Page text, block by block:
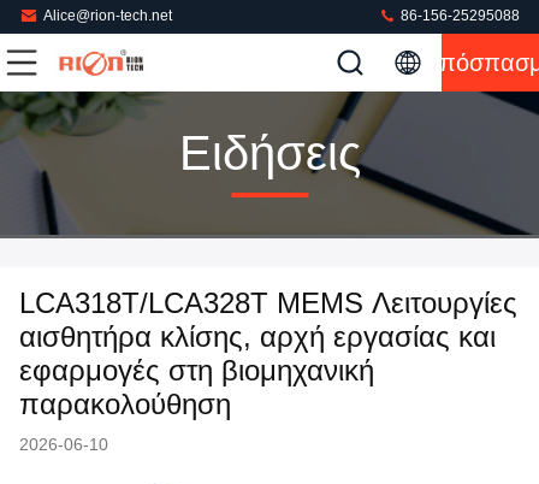
Alice@rion-tech.net 86-156-25295088
Ειδήσεις
LCA318T/LCA328T MEMS Λειτουργίες
αισθητήρα κλίσης, αρχή εργασίας και
εφαρμογές στη βιομηχανική
παρακολούθηση
2026-06-10